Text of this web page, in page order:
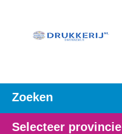
Zoeken
Selecteer provincie